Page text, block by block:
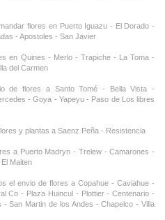
flores en Puerto Iguazu - El Dorado -
- Apostoles - San Javier
en Quines - Merlo - Trapiche - La Toma -
del Carmen
de flores a Santo Tomé - Bella Vista -
- Goya - Yapeyu - Paso de Los libres
y plantas a Saenz Peña - Resistencia
a Puerto Madryn - Trelew - Camarones -
Maiten
el envio de flores a Copahue - Caviahue -
Co - Plaza Huincul - Plottier - Centenario -
- San Martin de los Andes - Chapelco - Villa